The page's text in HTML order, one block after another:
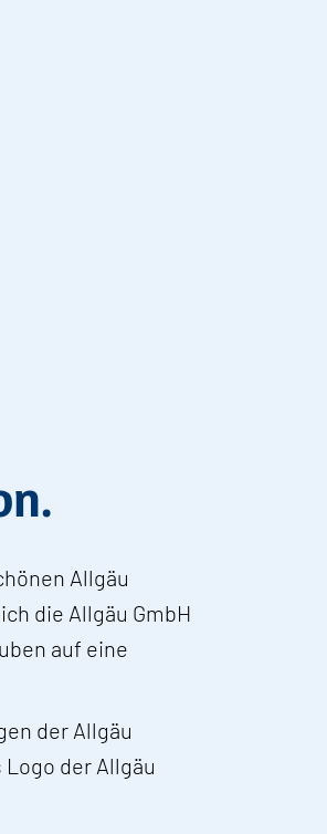
Allgäu
die Allgäu GmbH
auf eine
der Allgäu
der Allgäu